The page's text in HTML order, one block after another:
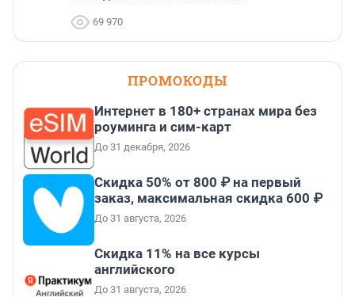
69 970
ПРОМОКОДЫ
Интернет в 180+ странах мира без
роуминга и сим-карт
До 31 декабря, 2026
Скидка 50% от 800 ₽ на первый
заказ, максимальная скидка 600 ₽
До 31 августа, 2026
Скидка 11% на все курсы
английского
До 31 августа, 2026